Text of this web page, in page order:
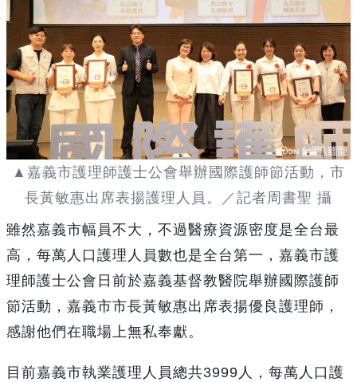
▲嘉義市護理師護士公會舉辦國際護師節活動，市
長黃敏惠出席表揚護理人員。／記者周書聖 攝
雖然嘉義市幅員不大，不過醫療資源密度是全台最
高，每萬人口護理人員數也是全台第一，嘉義市護
理師護士公會日前於嘉義基督教醫院舉辦國際護師
節活動，嘉義市市長黃敏惠出席表揚優良護理師，
感謝他們在職場上無私奉獻。
目前嘉義市執業護理人員總共3999人，每萬人口護